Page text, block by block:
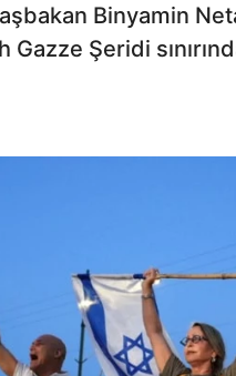
Binyamin
Gazze Şeridi